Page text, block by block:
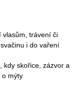
vlasům, trávení či
i do vaření
kdy skořice, zázvor a
o mýty